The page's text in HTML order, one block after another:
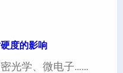
度的影响
光学、微电子……